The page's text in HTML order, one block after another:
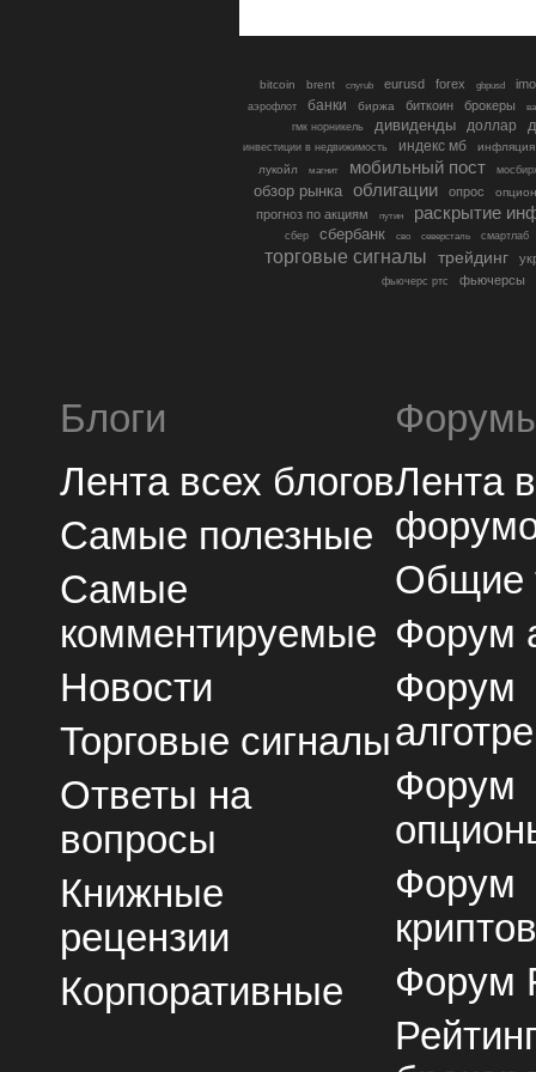
bitcoin brent cnyrub eurusd forex gbpusd
аэрофлот банки биржа биткоин брокеры
гмк норникель
дивиденды доллар
инвестиции в недвижимость индекс мб
инфляция
лукойл
магнит мобильный пост
обзор рынка облигации опрос
прогноз по акциям путин раскрытие
сбер сбербанк сво северсталь смартлаб
торговые сигналы трейдинг
фьючерс ртс фьючерсы
Блоги
Лента всех блогов
Самые полезные
Самые
комментируемые
Новости
Торговые сигналы
Ответы на
вопросы
Книжные
рецензии
Корпоративные
Лента
Общие
Форум
Форум
Форум
Форум
Форум